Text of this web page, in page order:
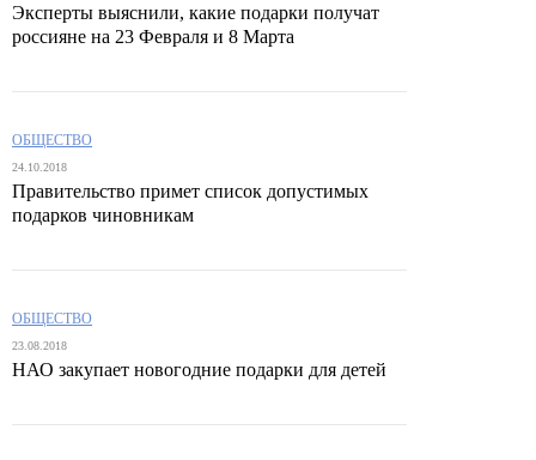
Эксперты выяснили, какие подарки получат
россияне на 23 Февраля и 8 Марта
ОБЩЕСТВО
24.10.2018
Правительство примет список допустимых
подарков чиновникам
ОБЩЕСТВО
23.08.2018
НАО закупает новогодние подарки для детей